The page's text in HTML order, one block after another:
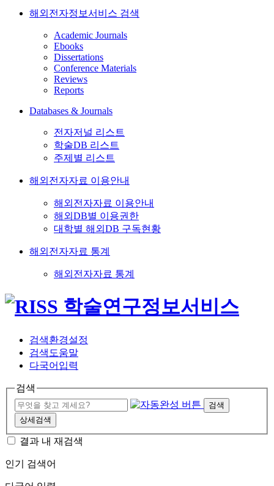
해외전자정보서비스 검색
Academic Journals
Ebooks
Dissertations
Conference Materials
Reviews
Reports
Databases & Journals
전자저널 리스트
학술DB 리스트
주제별 리스트
해외전자자료 이용안내
해외전자자료 이용안내
해외DB별 이용권한
대학별 해외DB 구독현황
해외전자자료 통계
해외전자자료 통계
검색환경설정
검색도움말
다국어입력
검색
검색
상세검색
결과 내 재검색
인기 검색어